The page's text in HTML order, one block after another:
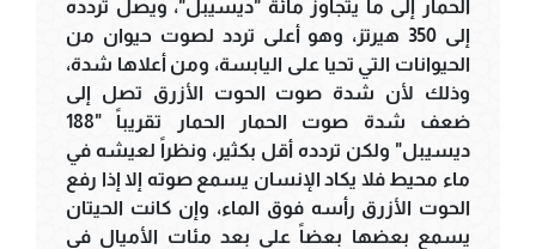
الحمار إلى ما يتجاوز مائة "ديسيبل"، ويصل تردده
إلى 350 هيرتز، وهو أعلى تردد لصوت حيوان من
الحيوانات التي تحيا على اليابسة، ومن أعلاها شدة،
وذلك لأن شدة صوت الحوت الأزرق تصل إلى
ضعف شدة صوت الحمار الحمار تقريباً "188
ديسيبل" ولكن تردده أقل بكثير، ونظراً لعيشه في
ماء محيط فلا يكاد الإنسان يسمع صوته إلا إذا رفع
الحوت الأزرق رأسه فوق الماء، وإن كانت الحيتان
يسمع بعضها بعضاً على بعد مئات الأميال في